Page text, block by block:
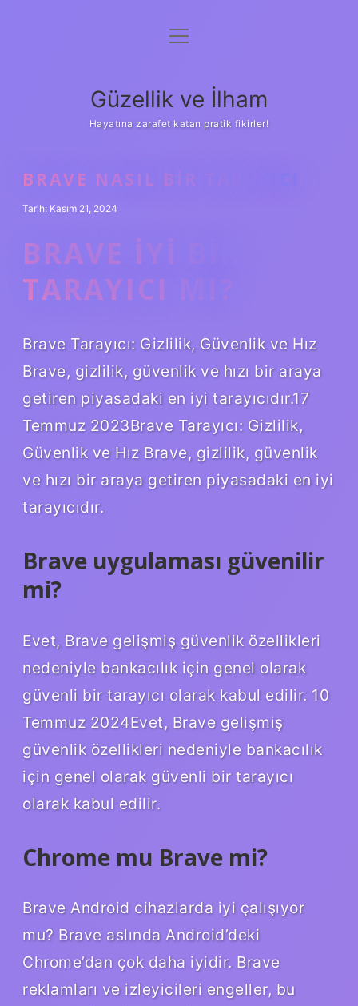
Anasayfa
Yasal Uyarı
menüyü
Güzellik ve İlham
Hayatına zarafet katan pratik fikirler!
BRAVE NASIL BIR TARAYICI
Tarih: Kasım 21, 2024
BRAVE IYI BIR
TARAYICI MI?
Brave Tarayıcı: Gizlilik, Güvenlik ve Hız
Brave, gizlilik, güvenlik ve hızı bir araya
getiren piyasadaki en iyi tarayıcıdır.17
Temmuz 2023Brave Tarayıcı: Gizlilik,
Güvenlik ve Hız Brave, gizlilik, güvenlik
ve hızı bir araya getiren piyasadaki en iyi
tarayıcıdır.
Brave uygulaması güvenilir
mi?
Evet, Brave gelişmiş güvenlik özellikleri
nedeniyle bankacılık için genel olarak
güvenli bir tarayıcı olarak kabul edilir. 10
Temmuz 2024Evet, Brave gelişmiş
güvenlik özellikleri nedeniyle bankacılık
için genel olarak güvenli bir tarayıcı
olarak kabul edilir.
Chrome mu Brave mi?
Brave Android cihazlarda iyi çalışıyor
mu? Brave aslında Android’deki
Chrome’dan çok daha iyidir. Brave
reklamları ve izleyicileri engeller, bu